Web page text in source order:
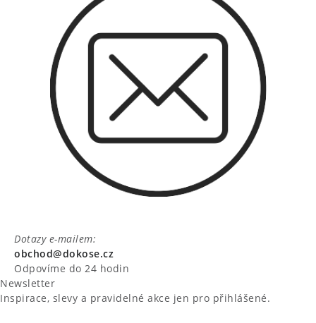
Dotazy e-mailem:
obchod@dokose.cz
Odpovíme do 24 hodin
Newsletter
Inspirace, slevy a pravidelné akce jen pro přihlášené.